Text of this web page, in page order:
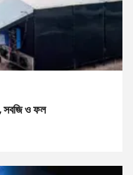
সবজি ও ফল